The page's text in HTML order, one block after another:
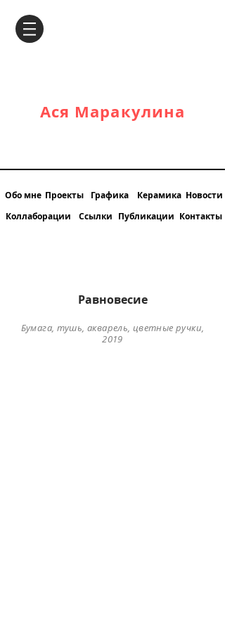
Ася Маракулина
Обо мне Проекты Графика
Керамика
Коллаборации
Ссылки Публикации
Новости
Контакты
Равновесие
Бумага, тушь, акварель, цветные ручки,
2019
Хрупкое